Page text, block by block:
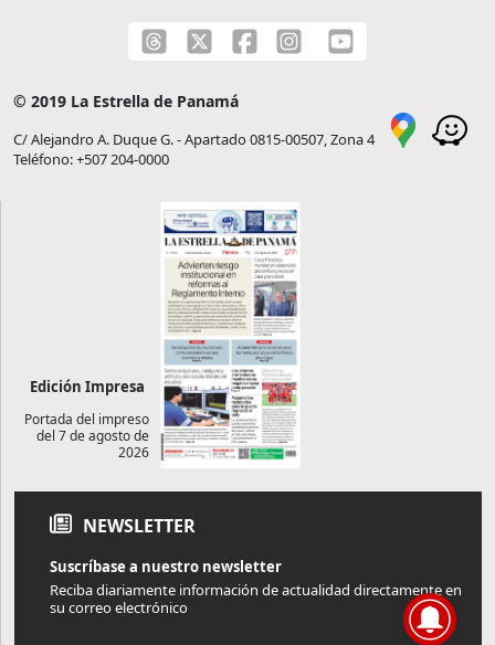
© 2019 La Estrella de Panamá
C/ Alejandro A. Duque G. - Apartado 0815-00507, Zona 4
Teléfono: +507 204-0000
Edición Impresa
Portada del impreso
del 7 de agosto de
2026
NEWSLETTER
Suscríbase a nuestro newsletter
Reciba diariamente información de actualidad directamente en
su correo electrónico